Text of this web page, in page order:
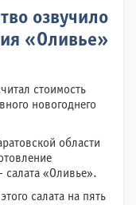
озвучило
«Оливье»
стоимость
новогоднего
области
«Оливье».
салата на пять